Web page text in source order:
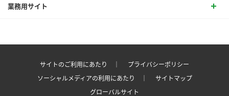
業務用サイト
サイトのご利用にあたり ｜
プライバシーポリシー
ソーシャルメディアの利用にあたり ｜
サイトマップ
グローバルサイト